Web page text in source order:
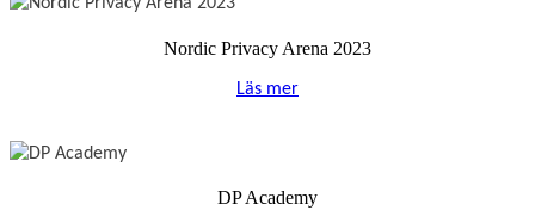
Nordic Privacy Arena 2023
Läs mer
DP Academy